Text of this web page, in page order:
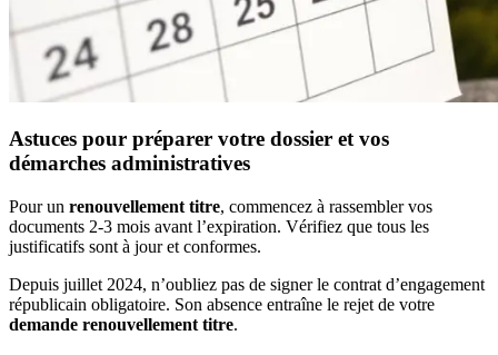
Astuces pour préparer votre dossier et vos
démarches administratives
Pour un renouvellement titre, commencez à rassembler vos
documents 2-3 mois avant l’expiration. Vérifiez que tous les
justificatifs sont à jour et conformes.
Depuis juillet 2024, n’oubliez pas de signer le contrat d’engagement
républicain obligatoire. Son absence entraîne le rejet de votre
demande renouvellement titre.